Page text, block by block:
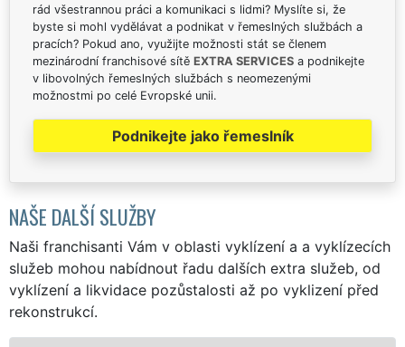
rád všestrannou práci a komunikaci s lidmi? Myslíte si, že
byste si mohl vydělávat a podnikat v řemeslných službách a
pracích? Pokud ano, využijte možnosti stát se členem
mezinárodní franchisové sítě EXTRA SERVICES a podnikejte
v libovolných řemeslných službách s neomezenými
možnostmi po celé Evropské unii.
Podnikejte jako řemeslník
NAŠE DALŠÍ SLUŽBY
Naši franchisanti Vám v oblasti vyklízení a a vyklízecích
služeb mohou nabídnout řadu dalších extra služeb, od
vyklízení a likvidace pozůstalosti až po vyklizení před
rekonstrukcí.